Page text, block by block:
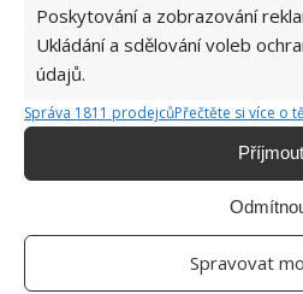
Poskytování a zobrazování
Ukládání a sdělování voleb
údajů.
Správa 1811 prodejcůPřečtěte si více o
Příjmout
Spravovat
Přidejte svůj názor
KOMENTOVAT
Jiří Kolář
možné